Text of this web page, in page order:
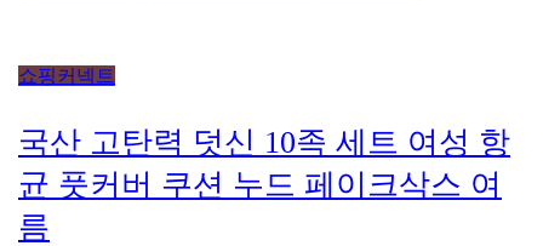
쇼핑커넥트
국산 고탄력 덧신 10족 세트 여성 항
균 풋커버 쿠션 누드 페이크삭스 여
름